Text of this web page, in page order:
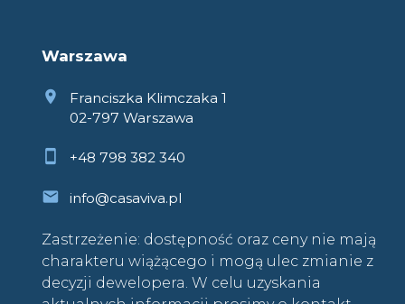
Warszawa
Franciszka Klimczaka 1
02-797 Warszawa
+48 798 382 340
info@casaviva.pl
Zastrzeżenie: dostępność oraz ceny nie mają
charakteru wiążącego i mogą ulec zmianie z
decyzji dewelopera. W celu uzyskania